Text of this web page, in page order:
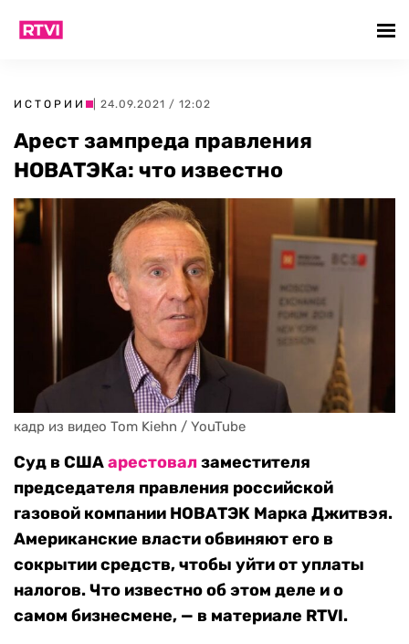
ИСТОРИИ | 24.09.2021 / 12:02
Арест зампреда правления
НОВАТЭКа: что известно
кадр из видео Tom Kiehn / YouTube
Суд в СШАарестовалзаместителя
председателя правления российской
газовой компании НОВАТЭК Марка Джитвэя.
Американские власти обвиняют его в
сокрытии средств, чтобы уйти от уплаты
налогов. Что известно об этом деле и о
самом бизнесмене, — в материале RTVI.